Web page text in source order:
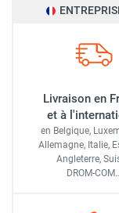
Livraison en
et à
en Belgique,
Allemagne, Italie,
Angleterre,
DROM-